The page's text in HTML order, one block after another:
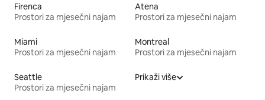
Firenca
Prostori za mjesečni najam
Atena
Prostori za mjesečni najam
Miami
Prostori za mjesečni najam
Montreal
Prostori za mjesečni najam
Seattle
Prostori za mjesečni najam
Prikaži više